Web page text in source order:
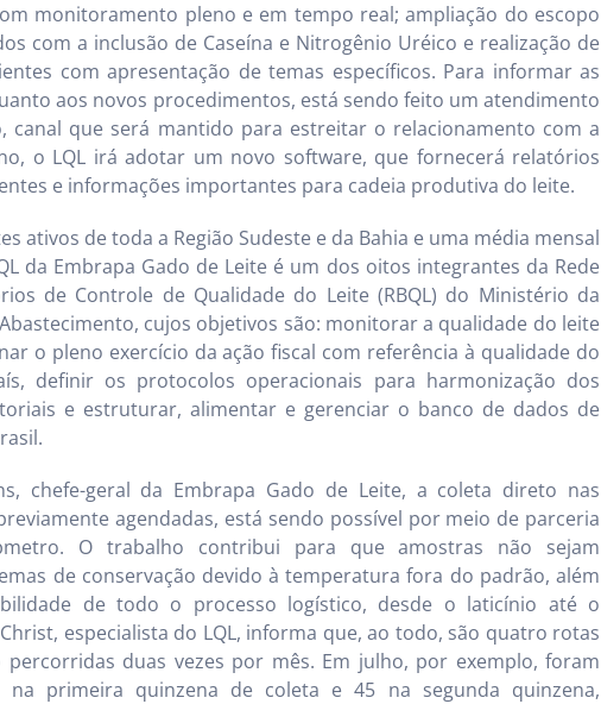
monitoramento pleno e em tempo real; ampliação do escopo
com a inclusão de Caseína e Nitrogênio Uréico e realização de
com apresentação de temas específicos. Para informar as
aos novos procedimentos, está sendo feito um atendimento
canal que será mantido para estreitar o relacionamento com a
o LQL irá adotar um novo software, que fornecerá relatórios
e informações importantes para cadeia produtiva do leite.
ativos de toda a Região Sudeste e da Bahia e uma média mensal
da Embrapa Gado de Leite é um dos oitos integrantes da Rede
de Controle de Qualidade do Leite (RBQL) do Ministério da
cujos objetivos são: monitorar a qualidade do leite
o pleno exercício da ação fiscal com referência à qualidade do
definir os protocolos operacionais para harmonização dos
e estruturar, alimentar e gerenciar o banco de dados de
chefe-geral da Embrapa Gado de Leite, a coleta direto nas
agendadas, está sendo possível por meio de parceria
O trabalho contribui para que amostras não sejam
de conservação devido à temperatura fora do padrão, além
de todo o processo logístico, desde o laticínio até o
especialista do LQL, informa que, ao todo, são quatro rotas
percorridas duas vezes por mês. Em julho, por exemplo, foram
na primeira quinzena de coleta e 45 na segunda quinzena,